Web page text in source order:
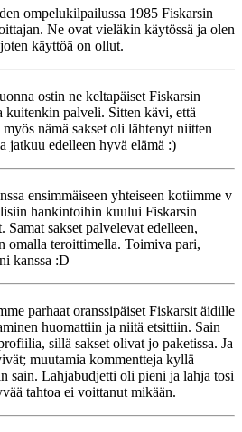
ompelukilpailussa 1985 Fiskarsin
Ne ovat vieläkin käytössä ja olen
käyttöä on ollut.
ostin ne keltapäiset Fiskarsin
kuitenkin palveli. Sitten kävi, että
nämä sakset oli lähtenyt niitten
jatkuu edelleen hyvä elämä :)
ensimmäiseen yhteiseen kotiimme v
hankintoihin kuului Fiskarsin
Samat sakset palvelevat edelleen,
omalla teroittimella. Toimiva pari,
kanssa :D
parhaat oranssipäiset Fiskarsit äidille
huomattiin ja niitä etsittiin. Sain
sillä sakset olivat jo paketissa. Ja
muutamia kommentteja kyllä
sain. Lahjabudjetti oli pieni ja lahja tosi
tahtoa ei voittanut mikään.